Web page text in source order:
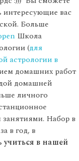
интересующие вас
Больше
Школа
(для
астрологии в
домашних работ
домашней
личного
Набор в
в год, в
учиться в нашей